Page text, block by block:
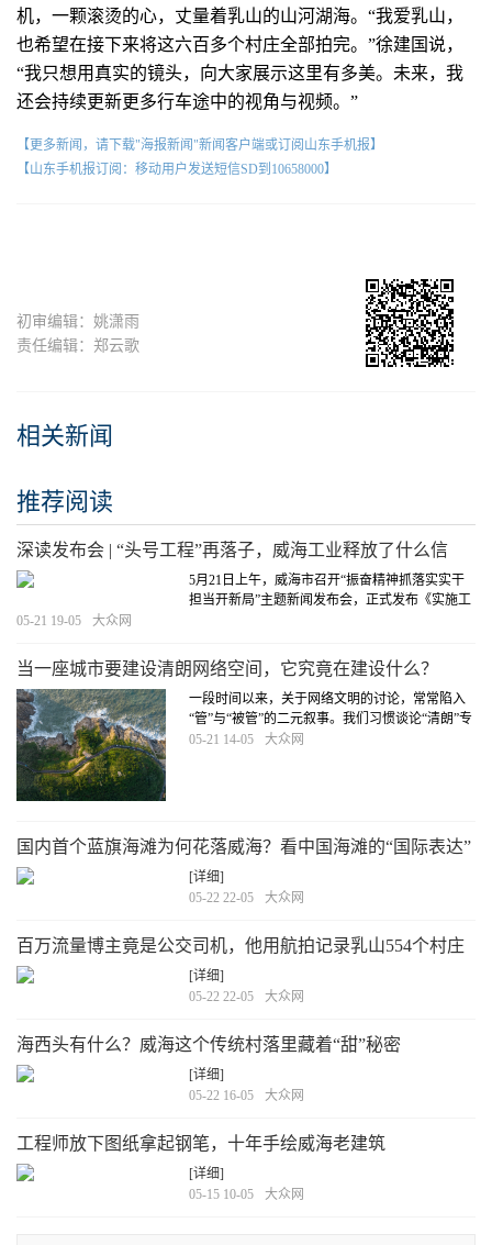
机，一颗滚烫的心，丈量着乳山的山河湖海。“我爱乳山，
也希望在接下来将这六百多个村庄全部拍完。”徐建国说，
“我只想用真实的镜头，向大家展示这里有多美。未来，我
还会持续更新更多行车途中的视角与视频。”
【更多新闻，请下载"海报新闻"新闻客户端或订阅山东手机报】
【山东手机报订阅：移动用户发送短信SD到10658000】
初审编辑：姚潇雨
责任编辑：郑云歌
相关新闻
推荐阅读
深读发布会 | “头号工程”再落子，威海工业释放了什么信
号？
5月21日上午，威海市召开“振奋精神抓落实实干
担当开新局”主题新闻发布会，正式发布《实施工
清晰呈现在公众面前。[详细]
05-21 19-05 大众网
当一座城市要建设清朗网络空间，它究竟在建设什么？
一段时间以来，关于网络文明的讨论，常常陷入
“管”与“被管”的二元叙事。我们习惯谈论“清朗”专
项行动整治了多少问题，习惯强调制度约束的刚
05-21 14-05 大众网
国内首个蓝旗海滩为何花落威海？看中国海滩的“国际表达”
[详细]
05-22 22-05
大众网
百万流量博主竟是公交司机，他用航拍记录乳山554个村庄
[详细]
05-22 22-05
大众网
海西头有什么？威海这个传统村落里藏着“甜”秘密
[详细]
05-22 16-05
大众网
工程师放下图纸拿起钢笔，十年手绘威海老建筑
[详细]
05-15 10-05
大众网